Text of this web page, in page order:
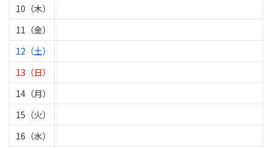
10（木）
11（金）
12（土）
13（日）
14（月）
15（火）
16（水）